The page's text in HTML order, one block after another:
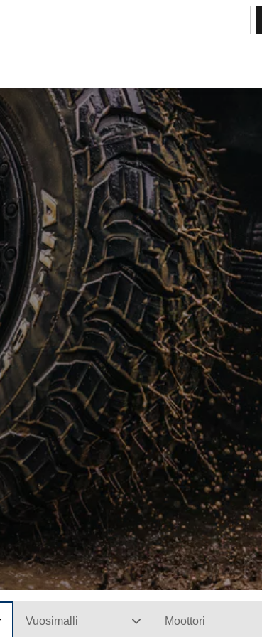
Vuosimalli Moottori